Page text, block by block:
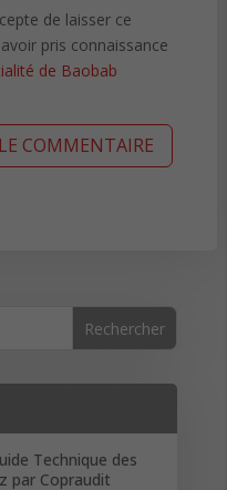
de laisser ce
pris connaissance
de Baobab
Technique des
par Copraudit